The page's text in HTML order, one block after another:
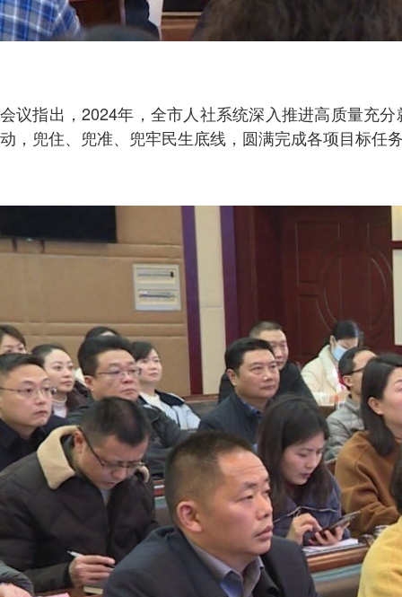
会议指出，2024年，全市人社系统深入推进高质量充
动，兜住、兜准、兜牢民生底线，圆满完成各项目标任